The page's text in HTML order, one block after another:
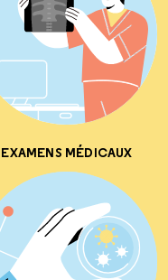
EXAMENS MÉDICAUX